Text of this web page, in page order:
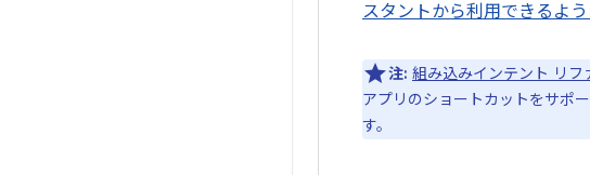
スタントから利用できるよう
注: 組み込みインテント リフ
アプリのショートカットをサポ
す。